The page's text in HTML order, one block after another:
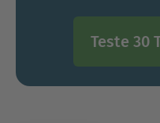
Teste 30